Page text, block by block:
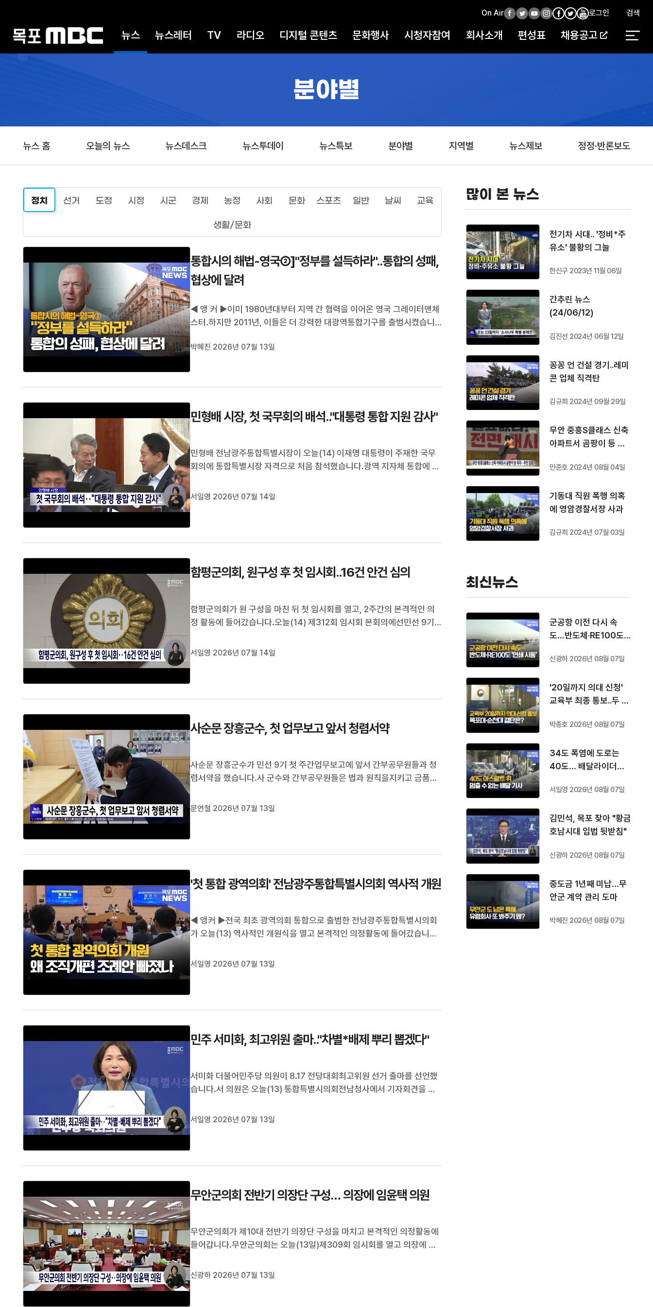
뉴스 뉴스레터 TV 라디오 디지털 콘텐츠 문화행사 시청자참여 회사소개 편성표 채용공고
On Air페 트
터
유
브
인
타
페 인
타
유
브
로그인 검색
분야별
뉴스 홈 오늘의 뉴스 뉴스데스크 뉴스투데이 뉴스특보 분야별 지역별 뉴스제보 정정·반론보도
정치 선거 도정 시정 시군 경제 농정 사회 문화 스포츠 일반 날씨 교육
생활/문화
통합시의 해법-영국②]"정부를 설득하라"..통합의 성패,
협상에 달려
◀ 앵 커 ▶이미 1980년대부터 지역 간 협력을 이어온 영국 그레이터맨체
스터.하지만 2011년, 이들은 더 강력한 대광역통합기구를 출범시켰습니
결국 통합시장의 정치적 리더십을 통해 현재의 그레이터맨체스터가 만들
박혜진 2026년 07월 13일
민형배 시장, 첫 국무회의 배석.."대통령 통합 지원 감사"
민형배 전남광주통합특별시장이 오늘(14) 이재명 대통령이 주재한 국무
회의에 통합특별시장 자격으로 처음 참석했습니다.광역 지자체 통합에 따
울특별시장과 함께 국무회의 상시 배석 대상이 됐습니다.국무회의에서 민
서일영 2026년 07월 14일
함평군의회, 원구성 후 첫 임시회..16건 안건 심의
함평군의회가 원 구성을 마친 뒤 첫 임시회를 열고, 2주간의 본격적인 의
정 활동에 들어갔습니다.오늘(14) 제312회 임시회 본회의에선민선 9기
등 16건의 안건 심의가 진행됐습니다.김영인 군의장은 이 자리에서"군민
서일영 2026년 07월 14일
사순문 장흥군수, 첫 업무보고 앞서 청렴서약
사순문 장흥군수가 민선 9기 첫 주간업무보고에 앞서 간부공무원들과 청
렴서약을 했습니다.사 군수와 간부공무원들은 법과 원칙을지키고 금품과
는 자신부터 청렴을 실천해 군민이 신뢰하는 군정을 만들겠다고 밝혔습니
문연철 2026년 07월 13일
'첫 통합 광역의회' 전남광주통합특별시의회 역사적 개원
◀ 앵커 ▶전국 최초 광역의회 통합으로 출범한 전남광주통합특별시의회
가 오늘(13) 역사적인 개원식을 열고 본격적인 의정활동에 들어갔습니
들어낼 수 있을지 관심이 큰데요.다만 통합시의 첫 조직개편안은 이번 임
서일영 2026년 07월 13일
민주 서미화, 최고위원 출마.."차별*배제 뿌리 뽑겠다"
서미화 더불어민주당 의원이 8.17 전당대회최고위원 선거 출마를 선언했
습니다.서 의원은 오늘(13) 통합특별시의회전남청사에서 기자회견을 열
고, 당내 차별과 배제를 뿌리 뽑겠다"고 출마 이유를 밝혔습니다.또 "이재
서일영 2026년 07월 13일
무안군의회 전반기 의장단 구성… 의장에 임윤택 의원
무안군의회가 제10대 전반기 의장단 구성을 마치고 본격적인 의정활동에
들어갑니다.무안군의회는 오늘(13일)제309회 임시회를 열고 의장에 임
는 이준회 의원, 행정복지위원장에는 정은경 의원, 산업건설위원장에는
신광하 2026년 07월 13일
많이 본 뉴스
전기차 시대.. '정비*주
유소' 불황의 그늘
한신구 2023년 11월 06일
간추린 뉴스
(24/06/12)
김진선 2024년 06월 12일
꽁꽁 언 건설 경기..레미
콘 업체 직격탄
김규희 2024년 09월 29일
무안 중흥S클래스 신축
아파트서 곰팡이 등 하
안준호 2024년 08월 04일
기동대 직원 폭행 의혹
에 영암경찰서장 사과
김규희 2024년 07월 03일
최신뉴스
군공항 이전 다시 속
도…반도체·RE100도
신광하 2026년 08월 07일
'20일까지 의대 신청'
교육부 최종 통보..두 대
박종호 2026년 08월 07일
34도 폭염에 도로는
40도… 배달라이더는
서일영 2026년 08월 07일
김민석, 목포 찾아 "황금
호남시대 입법 뒷받침"
신광하 2026년 08월 07일
중도금 1년째 미납…무
안군 계약 관리 도마
박혜진 2026년 08월 07일